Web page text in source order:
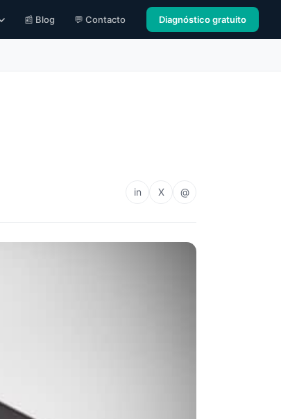
📰 Blog 💬 Contacto Diagnóstico gratuito
in X @